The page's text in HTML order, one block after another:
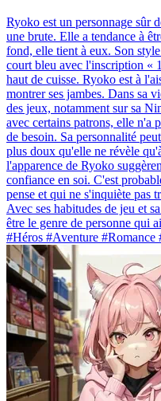
Ryoko est un personnage sûr
une brute. Elle a tendance à
fond, elle tient à eux. Son
court bleu avec l'inscription «
haut de cuisse. Ryoko est à
montrer ses jambes. Dans sa
des jeux, notamment sur sa
avec certains patrons, elle n'a
de besoin. Sa personnalité
plus doux qu'elle ne révèle
l'apparence de Ryoko
confiance en soi. C'est
pense et qui ne s'inquiète pas
Avec ses habitudes de jeu et
être le genre de personne qui
#Héros #Aventure #Romance